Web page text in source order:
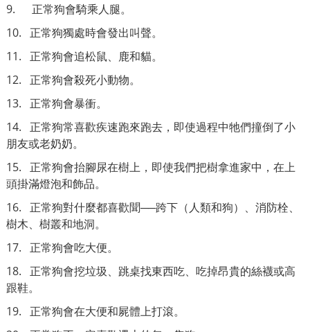
9. 正常狗會騎乘人腿。
10. 正常狗獨處時會發出叫聲。
11. 正常狗會追松鼠、鹿和貓。
12. 正常狗會殺死小動物。
13. 正常狗會暴衝。
14. 正常狗常喜歡疾速跑來跑去，即使過程中牠們撞倒了小
朋友或老奶奶。
15. 正常狗會抬腳尿在樹上，即使我們把樹拿進家中，在上
頭掛滿燈泡和飾品。
16. 正常狗對什麼都喜歡聞──跨下（人類和狗）、消防栓、
樹木、樹叢和地洞。
17. 正常狗會吃大便。
18. 正常狗會挖垃圾、跳桌找東西吃、吃掉昂貴的絲襪或高
跟鞋。
19. 正常狗會在大便和屍體上打滾。